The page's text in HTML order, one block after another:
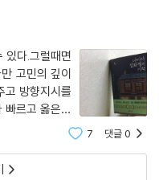
인공이란 점이 더욱 의미 있
킨 이유에 대해 이렇게 말한
있고 지식이나 경험이 많은 분
하고 결점투성이인 젊은이들로
누군가를 위해 뭔가를 진지하
그들이 과거에서 날아온 편지
무척 궁금했습니다.”
작품 속에 자연스럽게 녹아 있
있다.그럴때면
고민의 깊이
고 방향지시를
빠르고 옳은길
지인들이 있기
고 그게 인생
7 댓글0